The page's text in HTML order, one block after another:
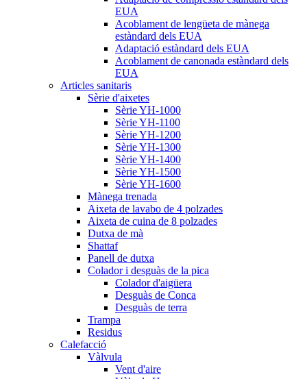
EUA
Acoblament de lengüeta de mànega
estàndard dels EUA
Adaptació estàndard dels EUA
Acoblament de canonada estàndard dels
EUA
Articles sanitaris
Sèrie d'aixetes
Sèrie YH-1000
Sèrie YH-1100
Sèrie YH-1200
Sèrie YH-1300
Sèrie YH-1400
Sèrie YH-1500
Sèrie YH-1600
Mànega trenada
Aixeta de lavabo de 4 polzades
Aixeta de cuina de 8 polzades
Dutxa de mà
Shattaf
Panell de dutxa
Colador i desguàs de la pica
Colador d'aigüera
Desguàs de Conca
Desguàs de terra
Trampa
Residus
Calefacció
Vàlvula
Vent d'aire